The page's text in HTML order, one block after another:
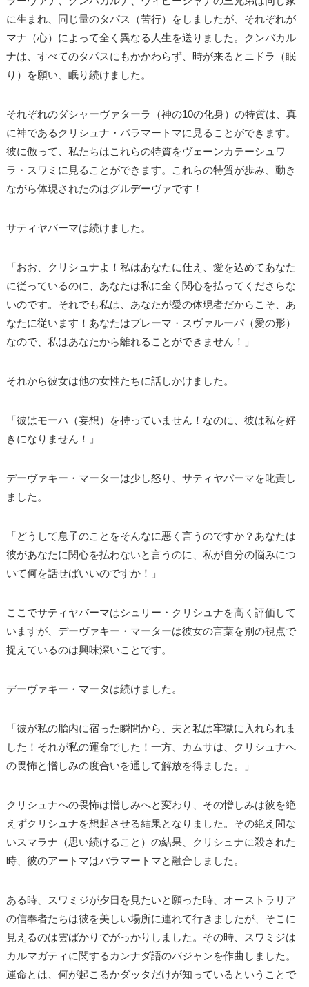
に生まれ、同じ量のタパス（苦行）をしましたが、それぞれが
マナ（心）によって全く異なる人生を送りました。クンバカル
ナは、すべてのタパスにもかかわらず、時が来るとニドラ（眠
り）を願い、眠り続けました。
それぞれのダシャーヴァターラ（神の10の化身）の特質は、真
に神であるクリシュナ・パラマートマに見ることができます。
彼に倣って、私たちはこれらの特質をヴェーンカテーシュワ
ラ・スワミに見ることができます。これらの特質が歩み、動き
ながら体現されたのはグルデーヴァです！
サティヤバーマは続けました。
「おお、クリシュナよ！私はあなたに仕え、愛を込めてあなた
に従っているのに、あなたは私に全く関心を払ってくださらな
いのです。それでも私は、あなたが愛の体現者だからこそ、あ
なたに従います！あなたはプレーマ・スヴァルーパ（愛の形）
なので、私はあなたから離れることができません！」
それから彼女は他の女性たちに話しかけました。
「彼はモーハ（妄想）を持っていません！なのに、彼は私を好
きになりません！」
デーヴァキー・マーターは少し怒り、サティヤバーマを叱責し
ました。
「どうして息子のことをそんなに悪く言うのですか？あなたは
彼があなたに関心を払わないと言うのに、私が自分の悩みにつ
いて何を話せばいいのですか！」
ここでサティヤバーマはシュリー・クリシュナを高く評価して
いますが、デーヴァキー・マーターは彼女の言葉を別の視点で
捉えているのは興味深いことです。
デーヴァキー・マータは続けました。
「彼が私の胎内に宿った瞬間から、夫と私は牢獄に入れられま
した！それが私の運命でした！一方、カムサは、クリシュナへ
の畏怖と憎しみの度合いを通して解放を得ました。」
クリシュナへの畏怖は憎しみへと変わり、その憎しみは彼を絶
えずクリシュナを想起させる結果となりました。その絶え間な
いスマラナ（思い続けること）の結果、クリシュナに殺された
時、彼のアートマはパラマートマと融合しました。
ある時、スワミジが夕日を見たいと願った時、オーストラリア
の信奉者たちは彼を美しい場所に連れて行きましたが、そこに
見えるのは雲ばかりでがっかりしました。その時、スワミジは
カルマガティに関するカンナダ語のバジャンを作曲しました。
運命とは、何が起こるかダッタだけが知っているということで